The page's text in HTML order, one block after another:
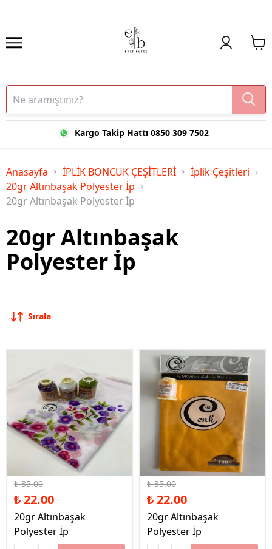
Kargo Takip Hattı 0850 309 7502
Anasayfa İPLİK BONCUK ÇEŞİTLERİ
İplik Çeşitleri
20gr Altınbaşak Polyester İp
20gr Altınbaşak Polyester İp
20gr Altınbaşak
Polyester İp
Sırala
₺ 35.00
₺ 22.00
20gr Altınbaşak
Polyester İp
%37 İndirim
₺ 35.00
₺ 22.00
20gr Altınbaşak
Polyester İp